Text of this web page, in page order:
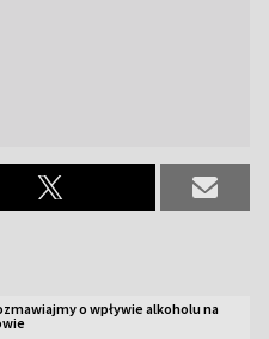
o wpływie alkoholu na